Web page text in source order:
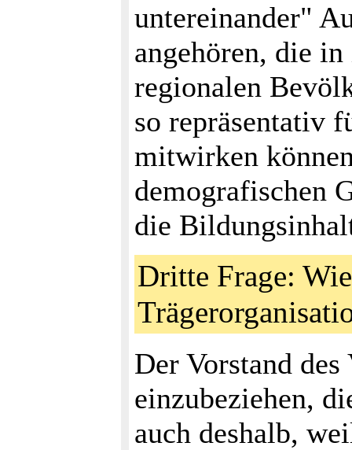
untereinander"
angehören, die
regionalen
so repräsentativ
mitwirken
demografischen
die
Dritte Frage:
Der Vorstand
einzubeziehen,
auch deshalb,